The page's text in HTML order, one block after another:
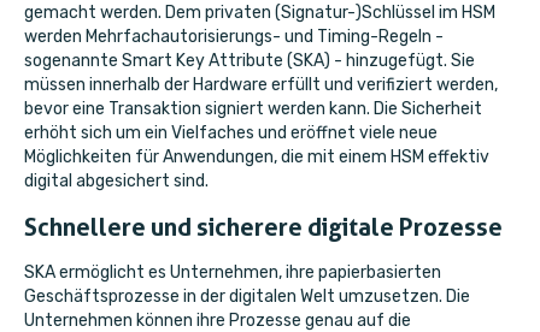
gemacht werden. Dem privaten (Signatur-)Schlüssel im HSM
werden Mehrfachautorisierungs- und Timing-Regeln -
sogenannte Smart Key Attribute (SKA) - hinzugefügt. Sie
müssen innerhalb der Hardware erfüllt und verifiziert werden,
bevor eine Transaktion signiert werden kann. Die Sicherheit
erhöht sich um ein Vielfaches und eröffnet viele neue
Möglichkeiten für Anwendungen, die mit einem HSM effektiv
digital abgesichert sind.
Schnellere und sicherere digitale Prozesse
SKA ermöglicht es Unternehmen, ihre papierbasierten
Geschäftsprozesse in der digitalen Welt umzusetzen. Die
Unternehmen können ihre Prozesse genau auf die